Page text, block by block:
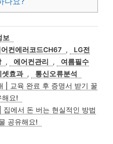
보
어컨에러코드CH67 ,
LG전
, 에어컨관리 ,
여름필수
셋효과 ,
통신오류분석
| 교육 완료 후 증명서 받기 꿀
해요!
에서 돈 버는 현실적인 방법
공유해요!